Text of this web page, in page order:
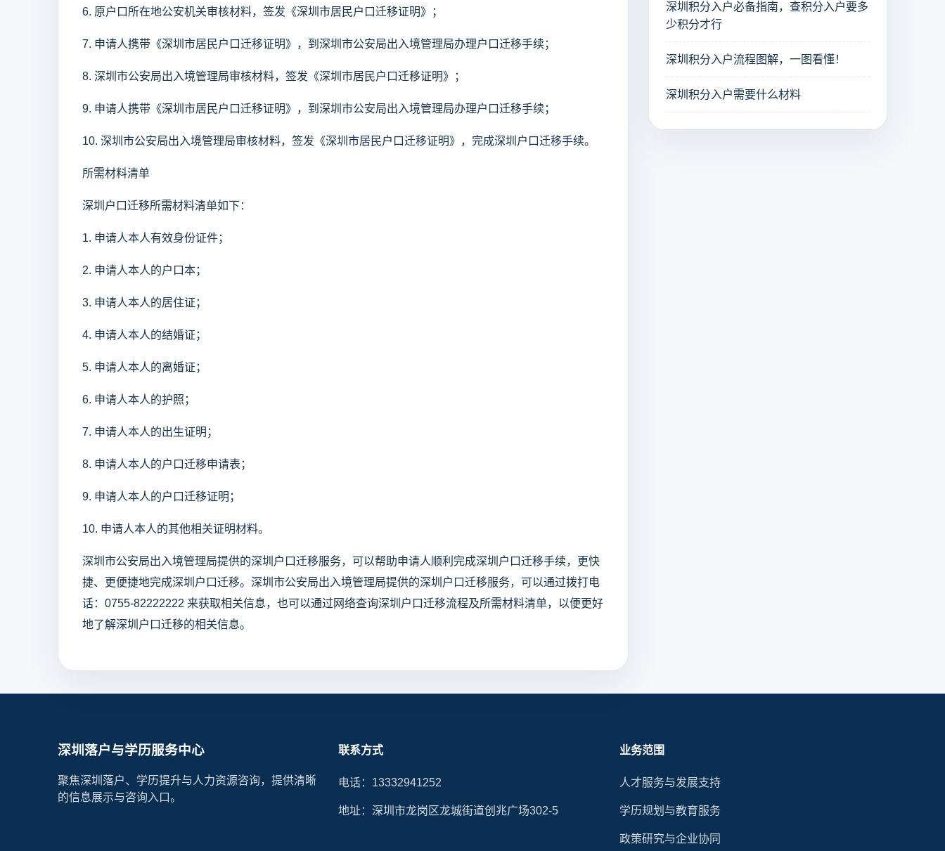
6. 原户口所在地公安机关审核材料，签发《深圳市居民户口迁移证明》；
7. 申请人携带《深圳市居民户口迁移证明》，到深圳市公安局出入境管理局办理户口迁移手续；
8. 深圳市公安局出入境管理局审核材料，签发《深圳市居民户口迁移证明》；
9. 申请人携带《深圳市居民户口迁移证明》，到深圳市公安局出入境管理局办理户口迁移手续；
10. 深圳市公安局出入境管理局审核材料，签发《深圳市居民户口迁移证明》，完成深圳户口迁移手续。
所需材料清单
深圳户口迁移所需材料清单如下：
1. 申请人本人有效身份证件；
2. 申请人本人的户口本；
3. 申请人本人的居住证；
4. 申请人本人的结婚证；
5. 申请人本人的离婚证；
6. 申请人本人的护照；
7. 申请人本人的出生证明；
8. 申请人本人的户口迁移申请表；
9. 申请人本人的户口迁移证明；
10. 申请人本人的其他相关证明材料。
深圳市公安局出入境管理局提供的深圳户口迁移服务，可以帮助申请人顺利完成深圳户口迁移手续，更快
捷、更便捷地完成深圳户口迁移。深圳市公安局出入境管理局提供的深圳户口迁移服务，可以通过拨打电
话：0755-82222222 来获取相关信息，也可以通过网络查询深圳户口迁移流程及所需材料清单，以便更好
地了解深圳户口迁移的相关信息。
深圳积分入户必备指南，查积分入户要多
少积分才行
深圳积分入户流程图解，一图看懂！
深圳积分入户需要什么材料
深圳落户与学历服务中心
聚焦深圳落户、学历提升与人力资源咨询，提供清晰
的信息展示与咨询入口。
联系方式
电话：13332941252
地址：深圳市龙岗区龙城街道创兆广场302-5
业务范围
人才服务与发展支持
学历规划与教育服务
政策研究与企业协同